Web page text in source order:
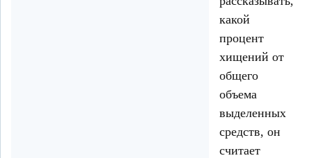
какой
процент
хищений от
общего
объема
выделенных
средств, он
считает